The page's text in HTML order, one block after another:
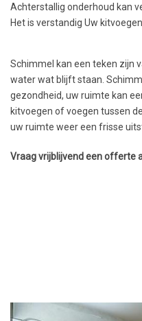
Achterstallig onderhoud kan
Het is verstandig Uw
Schimmel kan een teken zijn
water wat blijft staan.
gezondheid, uw ruimte kan
kitvoegen of voegen tussen
uw ruimte weer een frisse
Vraag vrijblijvend een offerte